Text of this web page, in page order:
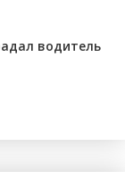
водитель